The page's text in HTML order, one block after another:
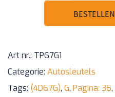
(4D67G)
-
aantal
BESTELLEN
Art nr.: TP67G1
Categorie: Autosleutels
Tags: (4D67G), G, Pagina: 36,